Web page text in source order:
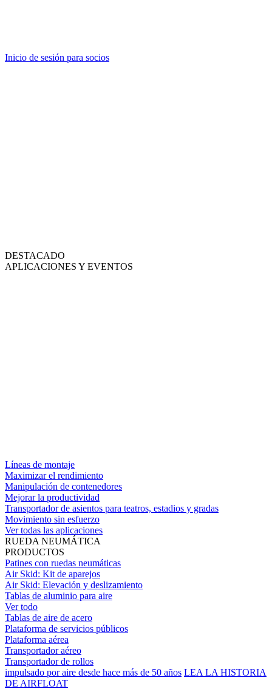
Inicio de sesión para socios
DESTACADO
APLICACIONES Y EVENTOS
Líneas de montaje
Maximizar el rendimiento
Manipulación de contenedores
Mejorar la productividad
Transportador de asientos para teatros, estadios y gradas
Movimiento sin esfuerzo
Ver todas las aplicaciones
RUEDA NEUMÁTICA
PRODUCTOS
Patines con ruedas neumáticas
Air Skid: Kit de aparejos
Air Skid: Elevación y deslizamiento
Tablas de aluminio para aire
Ver todo
Tablas de aire de acero
Plataforma de servicios públicos
Plataforma aérea
Transportador aéreo
Transportador de rollos
impulsado por aire desde hace más de 50 años LEA LA HISTORIA
DE AIRFLOAT